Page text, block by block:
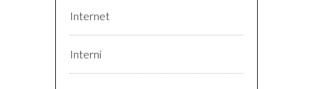
Internet
Interni